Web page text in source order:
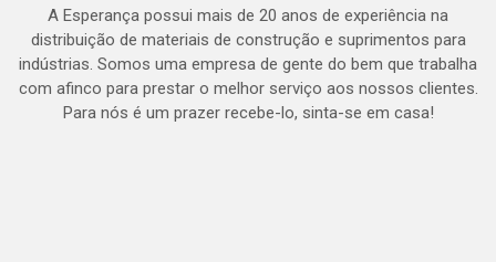
A Esperança possui mais de 20 anos de experiência na
distribuição de materiais de construção e suprimentos para
indústrias. Somos uma empresa de gente do bem que trabalha
com afinco para prestar o melhor serviço aos nossos clientes.
Para nós é um prazer recebe-lo, sinta-se em casa!